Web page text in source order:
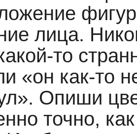
лица.
то
«он как-то
Опиши
точно,